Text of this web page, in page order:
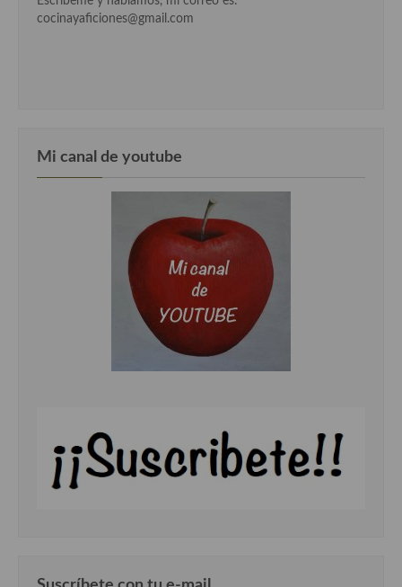
cocinayaficiones@gmail.com
Mi canal de youtube